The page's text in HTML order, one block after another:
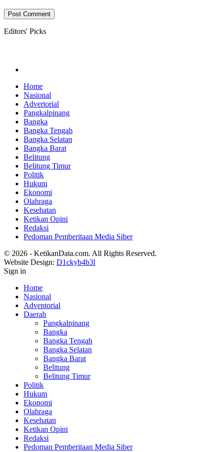
Editors' Picks
Home
Nasional
Advertorial
Pangkalpinang
Bangka
Bangka Tengah
Bangka Selatan
Bangka Barat
Belitung
Belitung Timur
Politik
Hukum
Ekonomi
Olahraga
Kesehatan
Ketikan Opini
Redaksi
Pedoman Pemberitaan Media Siber
© 2026 - KetikanData.com. All Rights Reserved.
Website Design: D1ckyb4b3l
Sign in
Home
Nasional
Adventorial
Daerah
Pangkalpinang
Bangka
Bangka Tengah
Bangka Selatan
Bangka Barat
Belitung
Belitung Timur
Politik
Hukum
Ekonomi
Olahraga
Kesehatan
Ketikan Opini
Redaksi
Pedoman Pemberitaan Media Siber